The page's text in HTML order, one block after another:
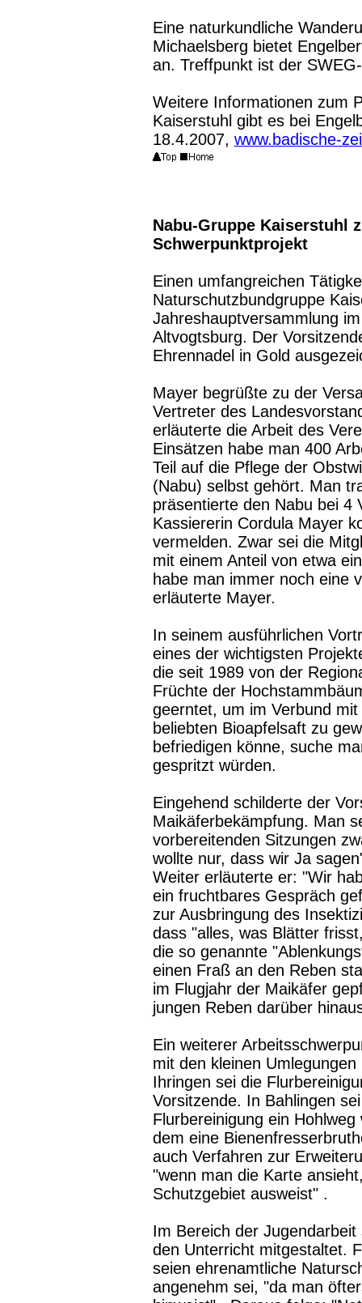
Eine naturkundliche
Michaelsberg bietet
an. Treffpunkt ist der
Weitere Informationen zum
Kaiserstuhl gibt es bei
18.4.2007, www.badische-
Nabu-Gruppe Kaiserstuhl
Schwerpunktprojekt
Einen umfangreichen
Naturschutzbundgruppe
Jahreshauptversammlung
Altvogtsburg. Der
Ehrennadel in Gold
Mayer begrüßte zu der
Vertreter des
erläuterte die Arbeit des
Einsätzen habe man 400
Teil auf die Pflege der
(Nabu) selbst gehört. Man
präsentierte den Nabu bei 4
Kassiererin Cordula Mayer
vermelden. Zwar sei die
mit einem Anteil von etwa
habe man immer noch eine
erläuterte Mayer.
In seinem ausführlichen
eines der wichtigsten
die seit 1989 von der
Früchte der
geerntet, um im Verbund
beliebten Bioapfelsaft zu
befriedigen könne, suche
gespritzt würden.
Eingehend schilderte der
Maikäferbekämpfung. Man
vorbereitenden Sitzungen
wollte nur, dass wir Ja
Weiter erläuterte er: "Wir
ein fruchtbares Gespräch
zur Ausbringung des
dass "alles, was Blätter
die so genannte
einen Fraß an den Reben
im Flugjahr der Maikäfer
jungen Reben darüber
Ein weiterer
mit den kleinen
Ihringen sei die
Vorsitzende. In Bahlingen
Flurbereinigung ein
dem eine
auch Verfahren zur
"wenn man die Karte
Schutzgebiet ausweist" .
Im Bereich der
den Unterricht mitgestaltet.
seien ehrenamtliche
angenehm sei, "da man